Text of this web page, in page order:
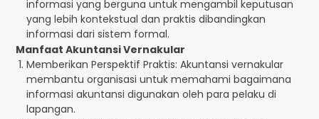
informasi yang berguna untuk mengambil keputusan
yang lebih kontekstual dan praktis dibandingkan
informasi dari sistem formal.
Manfaat Akuntansi Vernakular
Memberikan Perspektif Praktis: Akuntansi vernakular
membantu organisasi untuk memahami bagaimana
informasi akuntansi digunakan oleh para pelaku di
lapangan.